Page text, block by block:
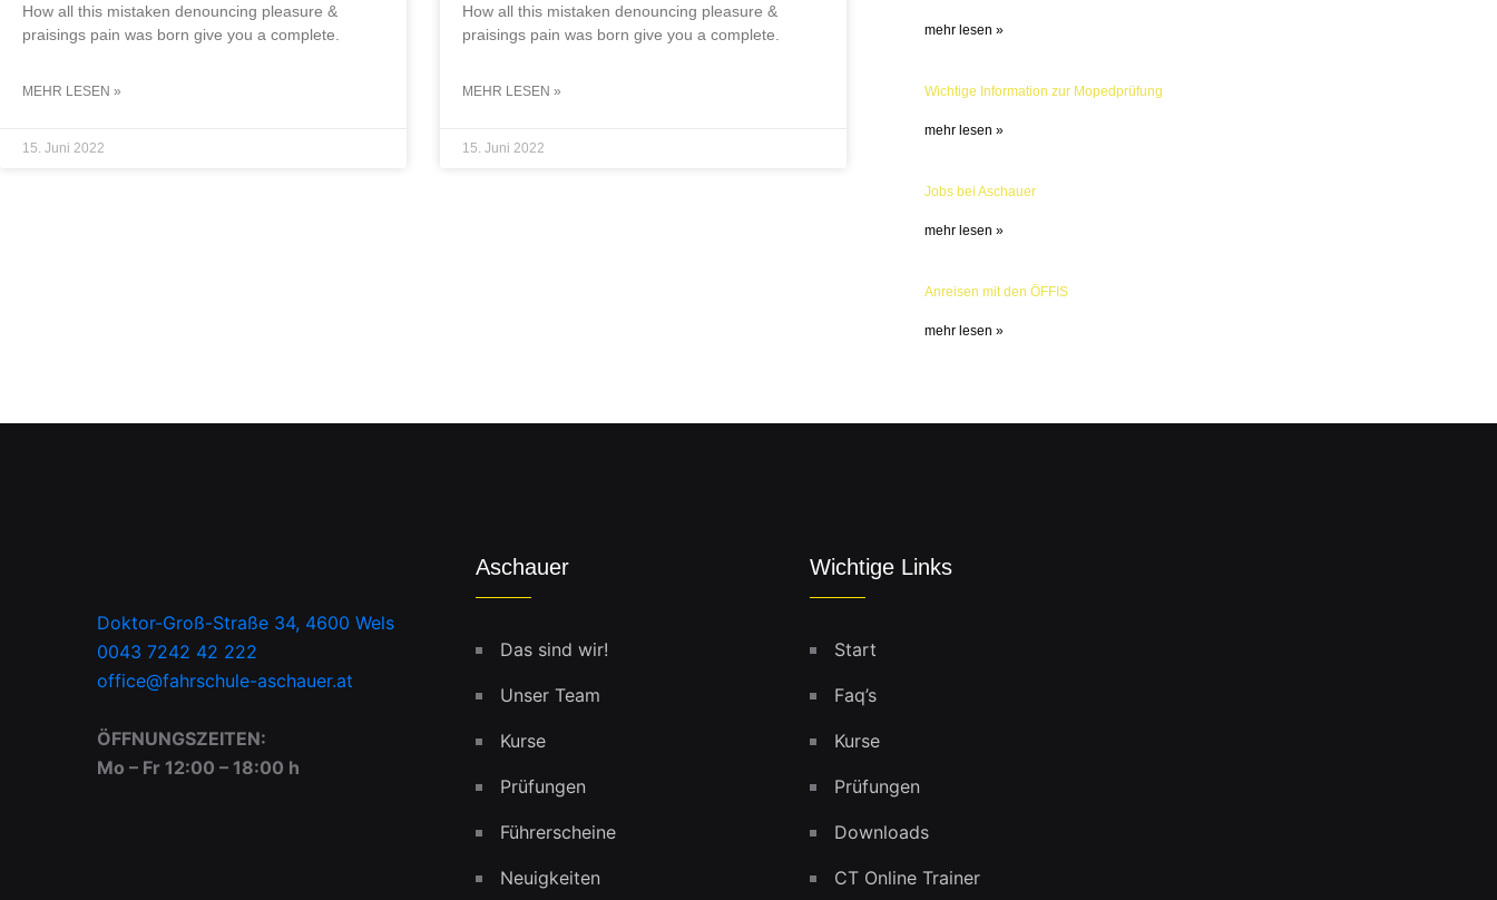
How all this mistaken denouncing pleasure &
praisings pain was born give you a complete.
MEHR LESEN »
15. Juni 2022
How all this mistaken denouncing pleasure &
praisings pain was born give you a complete.
MEHR LESEN »
15. Juni 2022
mehr lesen »
Wichtige Information zur Mopedprüfung
mehr lesen »
Jobs bei Aschauer
mehr lesen »
Anreisen mit den ÖFFIS
mehr lesen »
Doktor-Groß-Straße 34, 4600 Wels
0043 7242 42 222
office@fahrschule-aschauer.at
ÖFFNUNGSZEITEN:
Mo – Fr 12:00 – 18:00 h
Aschauer
Das sind wir!
Unser Team
Kurse
Prüfungen
Führerscheine
Neuigkeiten
Wichtige Links
Start
Faq’s
Kurse
Prüfungen
Downloads
CT Online Trainer